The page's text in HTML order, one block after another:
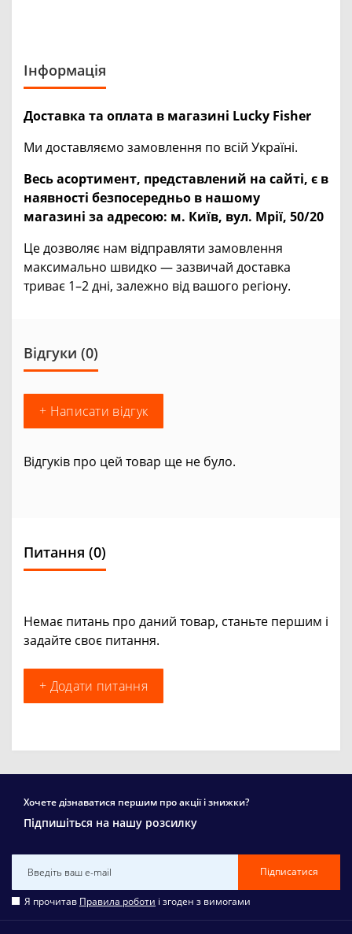
Інформація
Доставка та оплата в магазині Lucky Fisher
Ми доставляємо замовлення по всій Україні.
Весь асортимент, представлений на сайті, є в
наявності безпосередньо в нашому
магазині за адресою: м. Київ, вул. Мрії, 50/20
Це дозволяє нам відправляти замовлення
максимально швидко — зазвичай доставка
триває 1–2 дні, залежно від вашого регіону.
Відгуки (0)
+ Написати відгук
Відгуків про цей товар ще не було.
Питання (0)
Немає питань про даний товар, станьте першим і
задайте своє питання.
+ Додати питання
Хочете дізнаватися першим про акції і знижки?
Підпишіться на нашу розсилку
Підписатися
Я прочитав Правила роботи і згоден з вимогами